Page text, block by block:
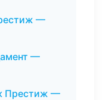
—
—
Престиж —